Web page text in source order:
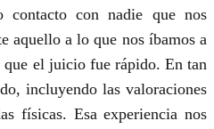
contacto con nadie que nos
aquello a lo que nos íbamos a
que el juicio fue rápido. En tan
incluyendo las valoraciones
físicas. Esa experiencia nos